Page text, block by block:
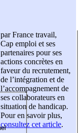
par France travail,
Cap emploi et ses
partenaires pour ses
actions concrètes en
faveur du recrutement,
de l’intégration et de
l’accompagnement de
ses collaborateurs en
situation de handicap.
Pour en savoir plus,
consultez cet article.